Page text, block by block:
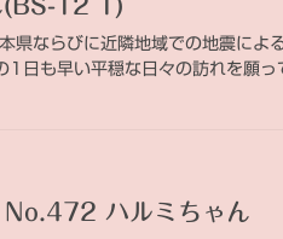
県ならびに近隣地域での地震に
1日も早い平穏な日々の訪れを願
ハルミちゃん